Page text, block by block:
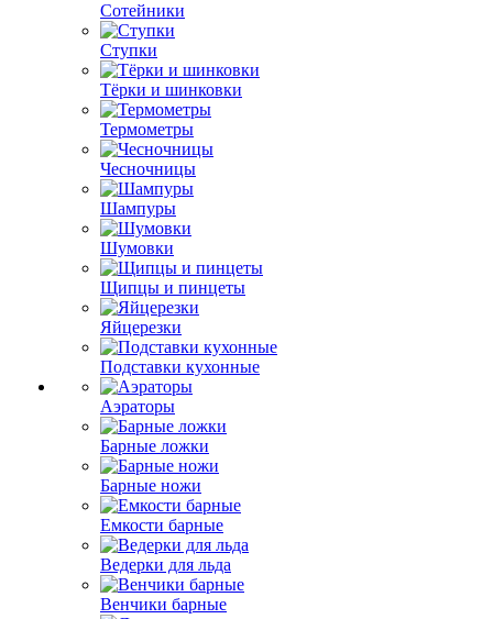
Сотейники
Ступки
Тёрки и шинковки
Термометры
Чесночницы
Шампуры
Шумовки
Щипцы и пинцеты
Яйцерезки
Подставки кухонные
Аэраторы
Барные ложки
Барные ножи
Емкости барные
Ведерки для льда
Венчики барные